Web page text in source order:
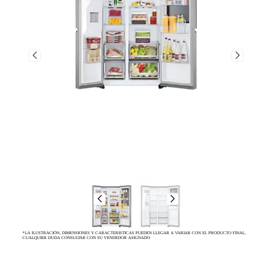
*LA ILUSTRACIÓN, DIMENSIONES Y CARACTERISTICAS PUEDEN LLEGAR A VARIAR CON EL PRODUCTO FINAL,
CUALQUIER DUDA CONSULTAR CON SU VENDEDOR ASIGNADO